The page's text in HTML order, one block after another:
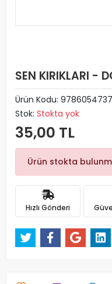
SEN KIRIKLARI -
Ürün Kodu:
Stok: Stokta yok
35,00 TL
Ürün stokta
Hızlı Gönderi